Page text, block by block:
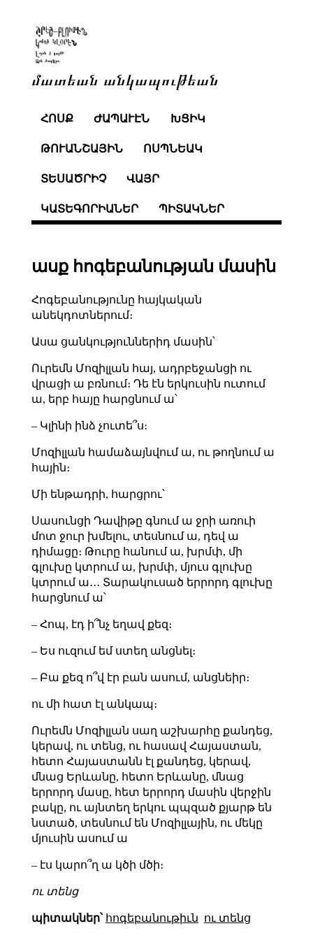
մատեան անկապութեան
ՀՈՍՔ ԺԱՊԱՒԷՆ ԽՑԻԿ
ԹՈՒԱՆՇԱՅԻՆ ՈՍՊՆԵԱԿ
ՏԵՍԱԾՐԻՉ ՎԱՅՐ
ԿԱՏԵԳՈՐԻԱՆԵՐ ՊԻՏԱԿՆԵՐ
ասք հոգեբանության մասին
Հոգեբանությունը հայկական
անեկդոտներում։
Ասա ցանկություններիդ մասին՝
Ուրեմն Մոզիլլան հայ, ադրբեջանցի ու
վրացի ա բռնում։ Դե էն երկուսին ուտում
ա, երբ հայը հարցնում ա՝
– Կլինի ինձ չուտե՞ս։
Մոզիլլան համաձայնվում ա, ու թողնում ա
հային։
Մի ենթադրի, հարցրու՝
Սասունցի Դավիթը գնում ա ջրի առուի
մոտ ջուր խմելու, տեսնում ա, դեվ ա
դիմացը։ Թուրը հանում ա, խրմփ, մի
գլուխը կտրում ա, խրմփ, մյուս գլուխը
կտրում ա․․․ Տարակուսած երրորդ գլուխը
հարցնում ա՝
– Հոպ, էդ ի՞նչ եղավ քեզ։
– Ես ուզում եմ ստեղ անցնել։
– Բա քեզ ո՞վ էր բան ասում, անցնեիր։
ու մի հատ էլ անկապ։
Ուրեմն Մոզիլլան սաղ աշխարհը քանդեց,
կերավ, ու տենց, ու հասավ Հայաստան,
հետո Հայաստանն էլ քանդեց, կերավ,
մնաց Երևանը, հետո Երևանը, մնաց
երրորդ մասը, հետ երրորդ մասին վերջին
բակը, ու այնտեղ երկու պպզած քյարթ են
նստած, տեսնում են Մոզիլլային, ու մեկը
մյուսին ասում ա
– էս կարո՞ղ ա կծի մծի։
ու տենց
պիտակներ՝ հոգեբանութիւն ու տենց